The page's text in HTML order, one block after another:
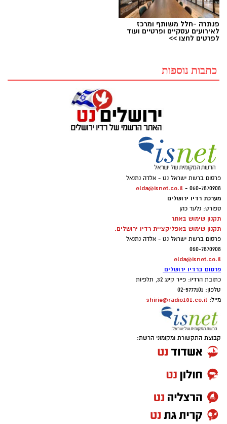
פנתרה -חלל משותף ומרכז
לאירועים עסקיים ופרטיים ועוד
לפרטים לחצו >>
כתבות נוספות
פרסום ברשת ישראל נט - אלדה נתנאל
050-7870908 -
elda@isnet.co.il
מערכת רדיו ירושלים
ספורט: גלעד כהן
תקנון שימוש באתר
תקנון שימוש באפליקציית רדיו ירושלים.
פרסום ברשת ישראל נט - אלדה נתנאל
050-7870908
elda@isnet.co.il
פרסום ברדיו ירושלים
כתובת הרדיו: פייר קינג 32, תלפיות
טלפון: 02-5777101
מייל: shirie@radio101.co.il
קבוצת התקשורת ומקומוני הרשת: